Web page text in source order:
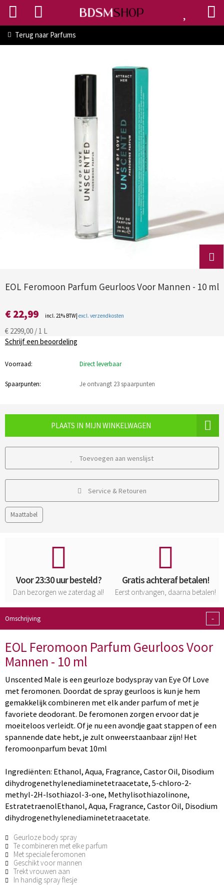
Terug naar Parfums
EOL Feromoon Parfum Geurloos Voor Mannen - 10 ml
€ 22,99 incl. 21% BTW| excl. verzendkosten
€ 2299,00 / 1 L
Schrijf een beoordeling
Voorraad: Direct leverbaar
Spaarpunten: Je ontvangt 23 spaarpunten
PLAATS IN MIJN WINKELWAGEN
Toevoegen aan wenslijst
Service & Retouren
Maattabel
Voor 23:30 uur besteld?
Dan bezorgen we zaterdag al!
Gratis achteraf betalen!
Eerst ontvangen, daarna betalen!
Omschrijving -
EOL Feromoon Parfum Geurloos Voor
Mannen - 10 ml
Unscented Male is een geurloze bodyspray van Eye Of Love
met feromonen. Doordat de spray geurloos is kun je hem
gemakkelijk combineren met elk ander parfum of met je
favoriete deodorant. De feromonen zorgen ervoor dat je
moeiteloos verleidt. Of je nu een avondje gaat stappen of een
spannende date hebt, je zult onweerstaanbaar zijn! Het
feromoonparfum bevat 10ml
Ingrediënten: Ethanol, Aqua, Fragrance, Castor Oil, Disodium
dihydrogenethylenediaminetetraacetate, 5-chloro-2-
methyl-2H-Isothiazol-3-one, Methylisothiazolinone,
EstratetraenolEthanol, Aqua, Fragrance, Castor Oil, Disodium
dihydrogenethylenediaminetetraacetate.
Geurloze body spray
Te combineren met elke parfum
Met speciale feromonen
Geschikt voor mannen
Trekt vrouwen aan
In handig spray flesje